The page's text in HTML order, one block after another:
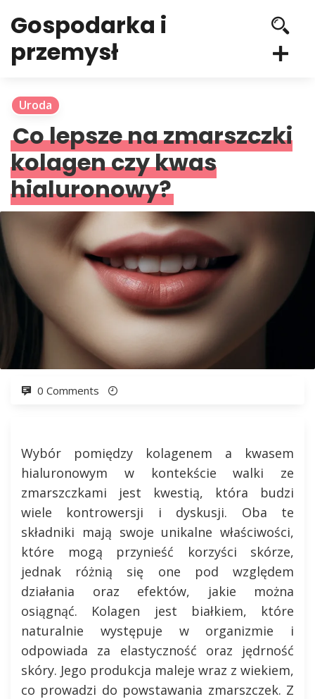
Gospodarka i
przemysł
Uroda
Co lepsze na zmarszczki
kolagen czy kwas
hialuronowy?
0 Comments
Wybór pomiędzy kolagenem a kwasem
hialuronowym w kontekście walki ze
zmarszczkami jest kwestią, która budzi
wiele kontrowersji i dyskusji. Oba te
składniki mają swoje unikalne właściwości,
które mogą przynieść korzyści skórze,
jednak różnią się one pod względem
działania oraz efektów, jakie można
osiągnąć. Kolagen jest białkiem, które
naturalnie występuje w organizmie i
odpowiada za elastyczność oraz jędrność
skóry. Jego produkcja maleje wraz z wiekiem,
co prowadzi do powstawania zmarszczek. Z